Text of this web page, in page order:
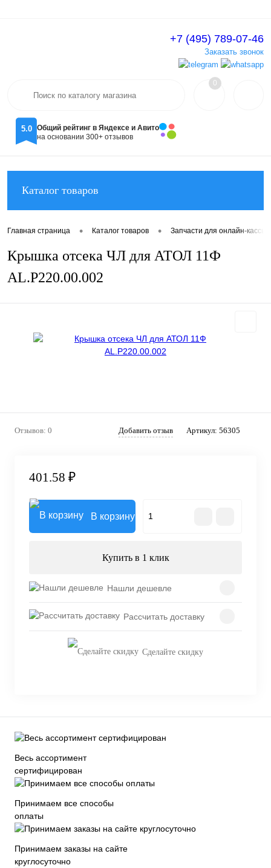
Вход
+7 (495) 789-07-46
Заказать звонок
5.0
Общий рейтинг в Яндексе и Авито
на основании 300+ отзывов
0
Каталог товаров
Главная страница • Каталог товаров • Запчасти для онлайн-кассы
Крышка отсека ЧЛ для АТОЛ 11Ф
AL.P220.00.002
Отзывов: 0 Добавить отзыв Артикул: 56305
401.58 ₽
В корзину
Купить в 1 клик
Нашли дешевле
Рассчитать доставку
Сделайте скидку
Весь ассортимент
сертифицирован
Принимаем все способы
оплаты
Принимаем заказы на сайте
круглосуточно